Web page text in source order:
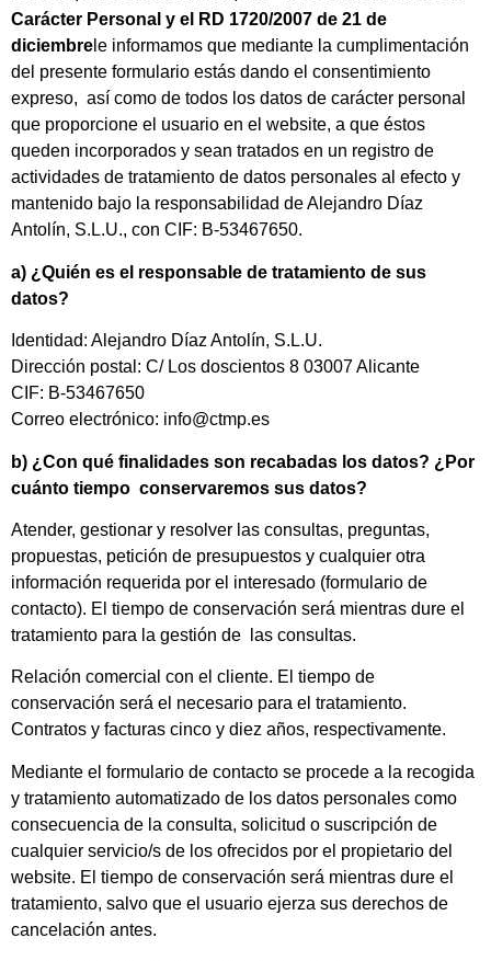
Carácter Personal y el RD 1720/2007 de 21 de
diciembre le informamos que mediante la cumplimentación
del presente formulario estás dando el consentimiento
expreso, así como de todos los datos de carácter personal
que proporcione el usuario en el website, a que éstos
queden incorporados y sean tratados en un registro de
actividades de tratamiento de datos personales al efecto y
mantenido bajo la responsabilidad deAlejandro Díaz
Antolín, S.L.U., con CIF: B-53467650.
a) ¿Quién es el responsable de tratamiento de sus
datos?
Identidad: Alejandro Díaz Antolín, S.L.U.
Dirección postal: C/ Los doscientos 8 03007 Alicante
CIF: B-53467650
Correo electrónico: info@ctmp.es
b) ¿Con qué finalidades son recabadas los datos? ¿Por
cuánto tiempo conservaremos sus datos?
Atender, gestionar y resolver las consultas, preguntas,
propuestas, petición de presupuestos y cualquier otra
información requerida por el interesado (formulario de
contacto). El tiempo de conservación será mientras dure el
tratamiento para la gestión de las consultas.
Relación comercial con el cliente. El tiempo de
conservación será el necesario para el tratamiento.
Contratos y facturas cinco y diez años, respectivamente.
Mediante el formulario de contacto se procede a la recogida
y tratamiento automatizado de los datos personales como
consecuencia de la consulta, solicitud o suscripción de
cualquier servicio/s de los ofrecidos por el propietario del
website. El tiempo de conservación será mientras dure el
tratamiento, salvo que el usuario ejerza sus derechos de
cancelación antes.